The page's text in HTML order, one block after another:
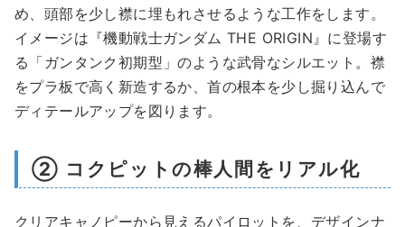
め、頭部を少し襟に埋もれさせるような工作をします。
イメージは『機動戦士ガンダム THE ORIGIN』に登場す
る「ガンタンク初期型」のような武骨なシルエット。襟
をプラ板で高く新造するか、首の根本を少し掘り込んで
ディテールアップを図ります。
② コクピットの棒人間をリアル化
クリアキャノピーから見えるパイロットを、デザインナ